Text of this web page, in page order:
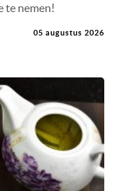
te nemen!
05 augustus 2026